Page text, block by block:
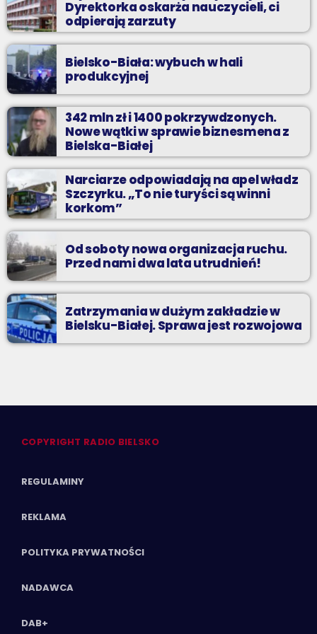
Dyrektorka oskarża nauczycieli, ci
odpierają zarzuty
Bielsko-Biała: wybuch w hali
produkcyjnej
342 mln zł i 1400 pokrzywdzonych.
Nowe wątki w sprawie biznesmena z
Bielska-Białej
Narciarze odpowiadają na apel władz
Szczyrku. „To nie turyści są winni
korkom”
Od soboty nowa organizacja ruchu.
Przed nami dwa lata utrudnień!
Zatrzymania w dużym zakładzie w
Bielsku-Białej. Sprawa jest rozwojowa
COPYRIGHT RADIO BIELSKO
REGULAMINY
REKLAMA
POLITYKA PRYWATNOŚCI
NADAWCA
DAB+